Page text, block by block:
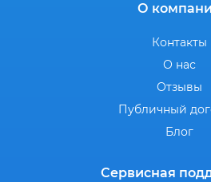
О
Контакты
О нас
Отзывы
Публичный
Блог
Сервисная